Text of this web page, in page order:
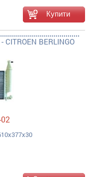
CITROEN BERLINGO